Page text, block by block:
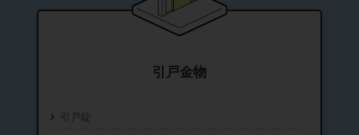
引戸金物
引戸錠